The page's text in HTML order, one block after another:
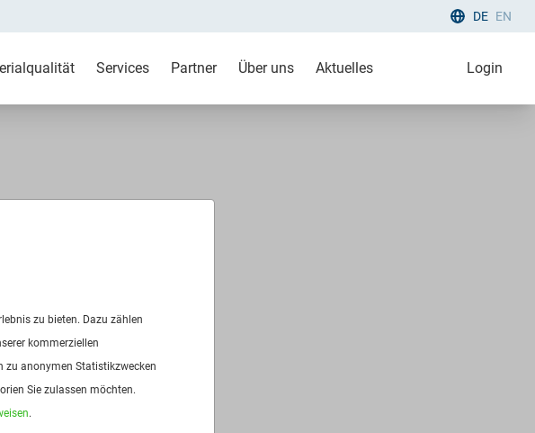
DE EN
Services Partner Über uns Aktuelles Login
zu bieten. Dazu zählen
kommerziellen
zu anonymen Statistikzwecken
Sie zulassen möchten.
.